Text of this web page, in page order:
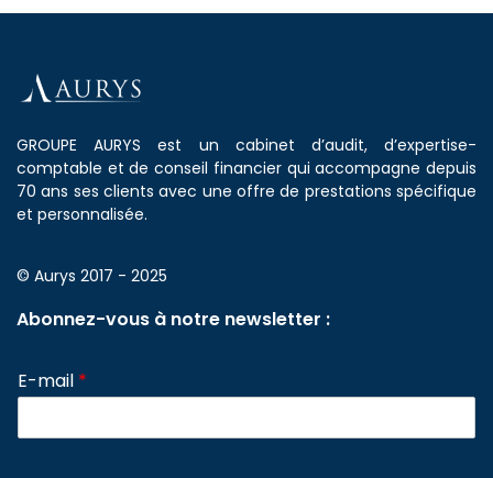
GROUPE AURYS est un cabinet d’audit, d’expertise-
comptable et de conseil financier qui accompagne depuis
70 ans ses clients avec une offre de prestations spécifique
et personnalisée.
© Aurys 2017 - 2025
Abonnez-vous à notre newsletter :
E-mail *